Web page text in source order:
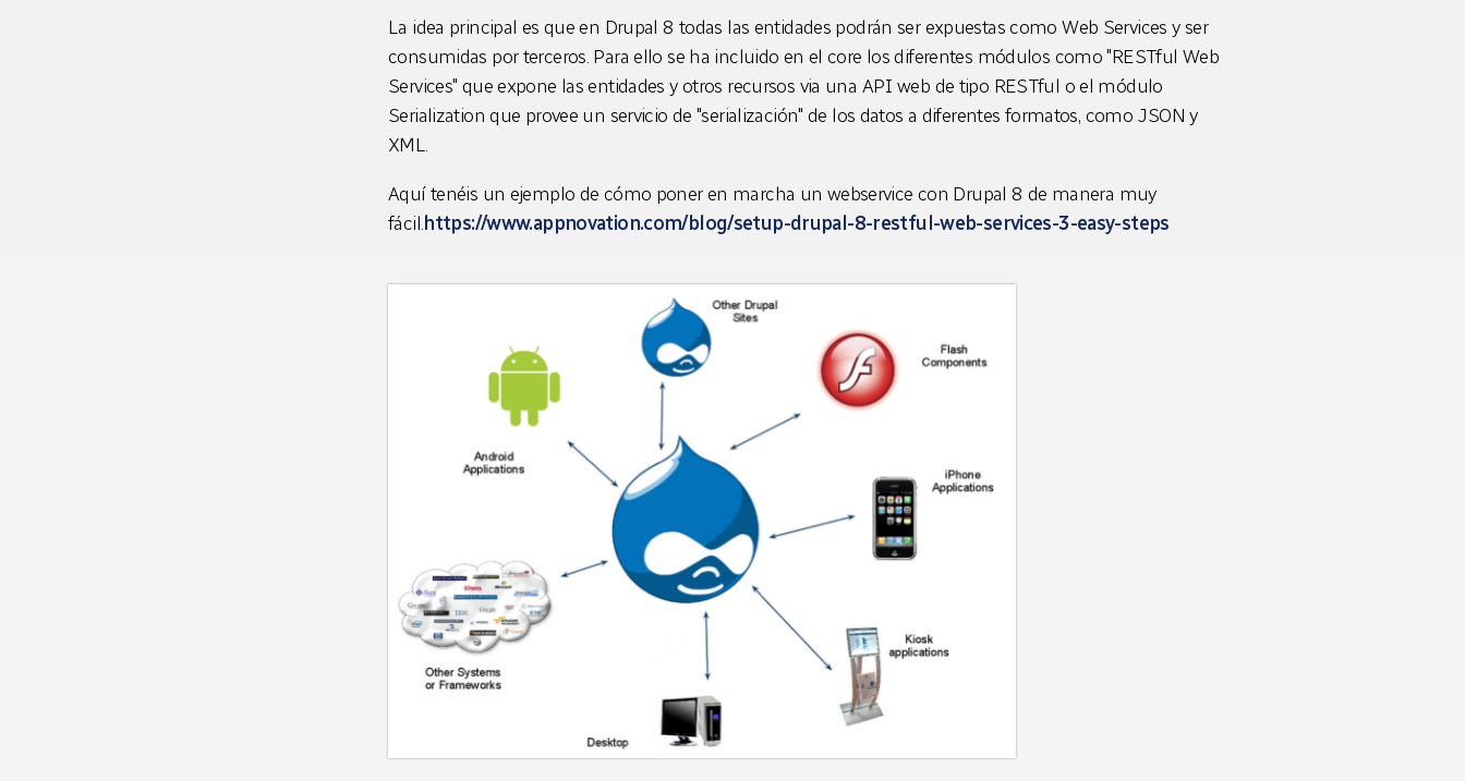
La idea principal es que en Drupal 8 todas las entidades podrán ser expuestas como Web Services y ser
consumidas por terceros. Para ello se ha incluido en el core los diferentes módulos como "RESTful Web
Services" que expone las entidades y otros recursos via una API web de tipo RESTful o el módulo
Serialization que provee un servicio de "serialización" de los datos a diferentes formatos, como JSON y
XML.
Aquí tenéis un ejemplo de cómo poner en marcha un webservice con Drupal 8 de manera muy
fácil.https://www.appnovation.com/blog/setup-drupal-8-restful-web-services-3-easy-steps